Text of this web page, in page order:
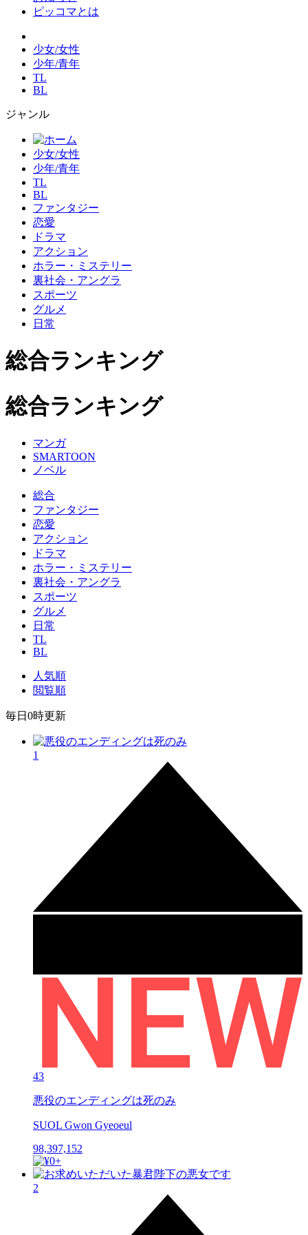
ピッコマとは
少女/女性
少年/青年
TL
BL
ジャンル
少女/女性
少年/青年
TL
BL
ファンタジー
恋愛
ドラマ
アクション
ホラー・ミステリー
裏社会・アングラ
スポーツ
グルメ
日常
総合ランキング
総合ランキング
マンガ
SMARTOON
ノベル
総合
ファンタジー
恋愛
アクション
ドラマ
ホラー・ミステリー
裏社会・アングラ
スポーツ
グルメ
日常
TL
BL
人気順
閲覧順
毎日 0時更新
1
43
悪役のエンディングは死のみ
SUOL Gwon Gyeoeul
98,397,152
2